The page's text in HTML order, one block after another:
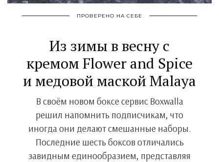
ПРОВЕРЕНО НА СЕБЕ
Из зимы в весну с
кремом Flower and Spice
и медовой маской Malaya
В своём новом боксе сервис Boxwalla
решил напомнить подписчикам, что
иногда они делают смешанные наборы.
Последние шесть боксов отличались
завидным единообразием, представляя